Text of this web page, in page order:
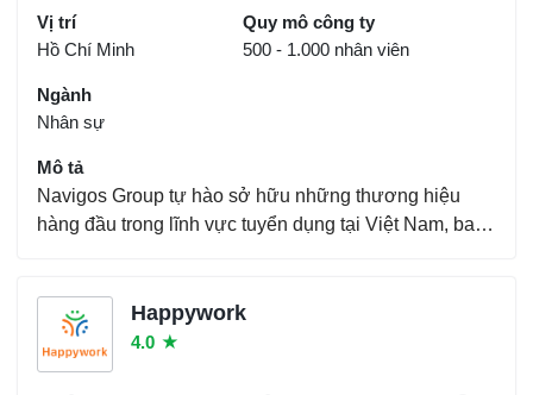
Vị trí
Hồ Chí Minh
Quy mô công ty
500 - 1.000 nhân viên
Ngành
Nhân sự
Mô tả
Navigos Group tự hào sở hữu những thương hiệu
hàng đầu trong lĩnh vực tuyển dụng tại Việt Nam, bao
cấp trung và cấp cao hàng đầu Việt Nam. Đến nay...
Happywork
4.0 ★